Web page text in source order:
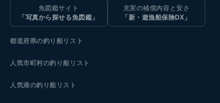
魚図鑑サイト
「写真から探せる魚図鑑」
充実の補償内容と安さ
「新・遊漁船保険DX」
都道府県の釣り船リスト
人気市町村の釣り船リスト
人気港の釣り船リスト